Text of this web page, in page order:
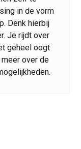
in de vorm
Denk hierbij
Je rijdt over
geheel oogt
over de